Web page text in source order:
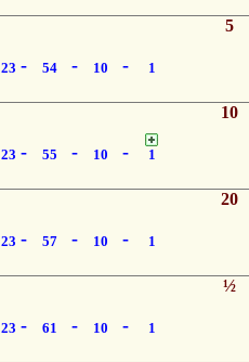
23 - 54 - 10 - 1
5
23 - 55 - 10 - 1
10
23 - 57 - 10 - 1
20
23 - 61 - 10 - 1
½